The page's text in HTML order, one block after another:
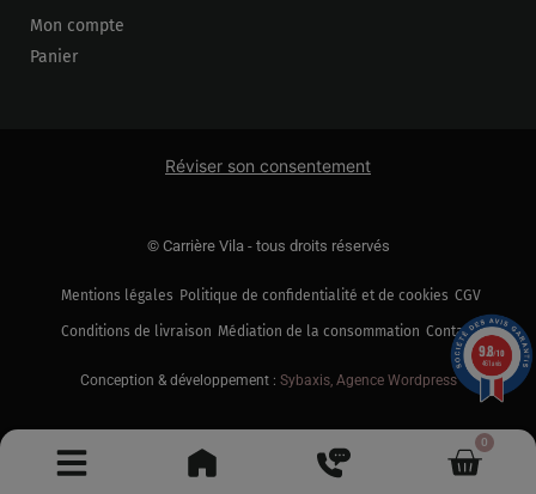
0
Mon compte
Panier
Réviser son consentement
© Carrière Vila - tous droits réservés
Mentions légales Politique de confidentialité et de cookies CGV
Conditions de livraison Médiation de la consommation Contact
Conception & développement : Sybaxis, Agence Wordpress
9.8/10
461 avis